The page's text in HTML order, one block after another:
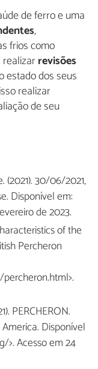
de ferro e uma
,
frios como
realizarrevisões
estado dos seus
realizar
de seu
30/06/2021,
Disponível em:
de 2023.
of the
Percheron
PERCHERON.
Disponível
>. Acesso em 24